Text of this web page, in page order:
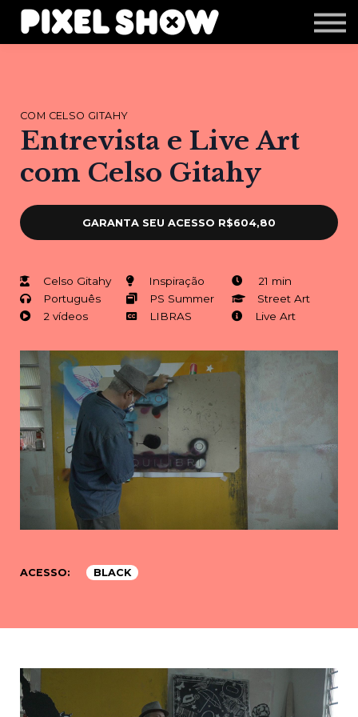
Shop
Revista Zupi
COM CELSO GITAHY
Entrevista e Live Art
com Celso Gitahy
GARANTA SEU ACESSO R$604,80
Celso Gitahy Inspiração
21 min
Português
PS Summer
Street Art
2 vídeos
LIBRAS Live Art
ACESSO: BLACK